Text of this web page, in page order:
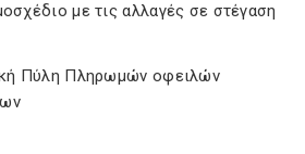
με τις αλλαγές σε στέγαση
Πύλη Πληρωμών οφειλών